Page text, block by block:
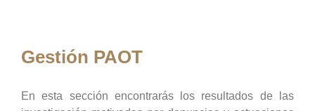
Gestión PAOT
En esta sección encontrarás los resultados de las